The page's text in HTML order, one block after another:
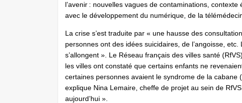
l’avenir : nouvelles vagues de contaminations,
avec le développement du numérique, de la
La crise s’est traduite par « une hausse des
personnes ont des idées suicidaires, de l’angoisse,
s’allongent ». Le Réseau français des villes santé
les villes ont constaté que certains enfants ne
certaines personnes avaient le syndrome de la cabane
explique Nina Lemaire, cheffe de projet au sein de
aujourd’hui ».